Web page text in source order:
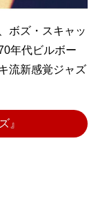
ボズ・スキャッ
年代ビルボー
流新感覚ジャズ
』